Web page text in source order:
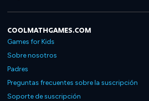
COOLMATHGAMES.COM
Games for Kids
Sobre nosotros
Padres
Preguntas frecuentes sobre la suscripción
Soporte de suscripción